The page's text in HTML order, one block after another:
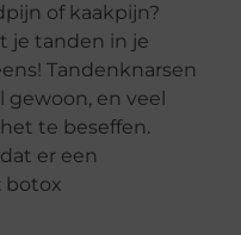
of kaakpijn?
je tanden in je
Tandenknarsen
gewoon, en veel
te beseffen.
er een
botox